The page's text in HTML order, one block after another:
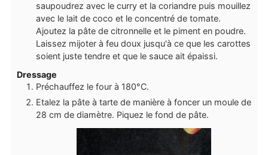
saupoudrez avec le curry et la coriandre puis mouillez
avec le lait de coco et le concentré de tomate.
Ajoutez la pâte de citronnelle et le piment en poudre.
Laissez mijoter à feu doux jusqu'à ce que les carottes
soient juste tendre et que le sauce ait épaissi.
Dressage
Préchauffez le four à 180°C.
Etalez la pâte à tarte de manière à foncer un moule de
28 cm de diamètre. Piquez le fond de pâte.